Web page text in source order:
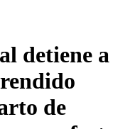
detiene a
de